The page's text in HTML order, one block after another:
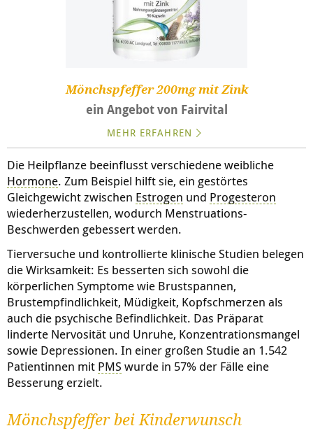
Mönchspfeffer 200mg mit Zink
ein Angebot von Fairvital
MEHR ERFAHREN
Die Heilpflanze beeinflusst verschiedene weibliche
Hormone. Zum Beispiel hilft sie, ein gestörtes
Gleichgewicht zwischen Estrogen und Progesteron
wiederherzustellen, wodurch Menstruations-
Beschwerden gebessert werden.
Tierversuche und kontrollierte klinische Studien belegen
die Wirksamkeit: Es besserten sich sowohl die
körperlichen Symptome wie Brustspannen,
Brustempfindlichkeit, Müdigkeit, Kopfschmerzen als
auch die psychische Befindlichkeit. Das Präparat
linderte Nervosität und Unruhe, Konzentrationsmangel
sowie Depressionen. In einer großen Studie an 1.542
Patientinnen mit PMS wurde in 57% der Fälle eine
Besserung erzielt.
Mönchspfeffer bei Kinderwunsch